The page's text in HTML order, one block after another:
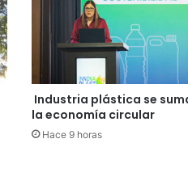
Industria plástica se
la economía circular
Hace 9 horas